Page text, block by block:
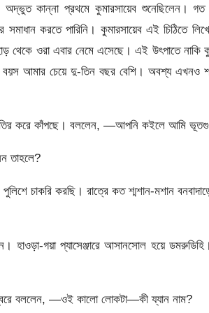
কান্না প্রথমে কুমারসায়েব শুনেছিলেন। গত
করতে পারিনি। কুমারসায়েব এই চিঠিতে
থেকে ওরা এবার নেমে এসেছে। এই উৎপাতে
বয়স আমার চেয়ে দু-তিন বছর বেশি। অবশ্য এখনও
করে কাঁপছে। বললেন, —আপনি কইলে আমি
তাহলে?
চাকরি করছি। রাত্রে কত শ্মশান-মশান
হাওড়া-গয়া প্যাসেঞ্জারে আসানসোল হয়ে
স্বরে বললেন, —ওই কালো লোকটা—কী য্যান নাম?